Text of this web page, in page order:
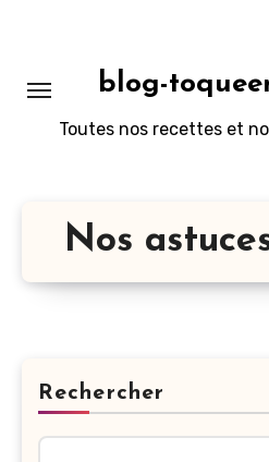
principal
blog-
Toutes nos recettes et
Nos
Rechercher